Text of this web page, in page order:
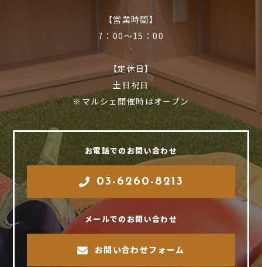
【営業時間】
7：00〜15：00
【定休日】
土日祝日
※マルシェ開催時はオープン
お電話でのお問い合わせ
03-6260-8213
メールでのお問い合わせ
お問い合わせフォーム